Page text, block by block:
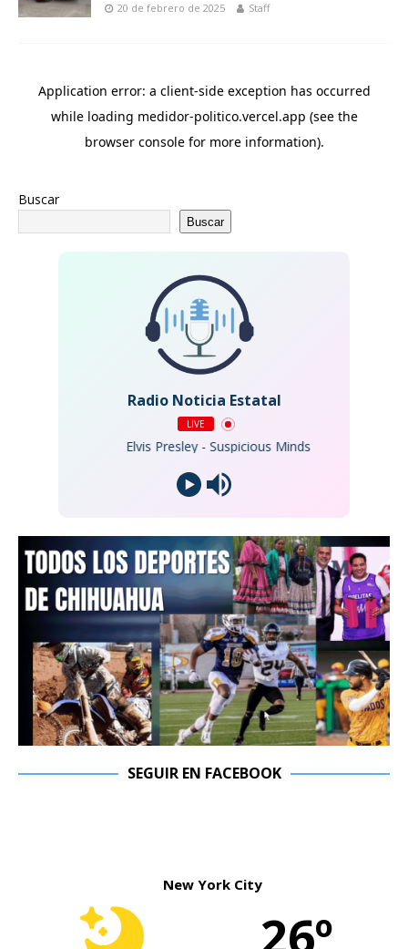
20 de febrero de 2025 Staff
Buscar
Buscar
Radio Noticia Estatal
LIVE
Elvis Presley - Suspicious Minds
SEGUIR EN FACEBOOK
New York City
26º